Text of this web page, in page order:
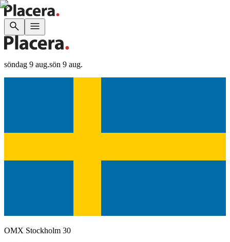
söndag 9 aug.sön 9 aug.
OMX Stockholm 30